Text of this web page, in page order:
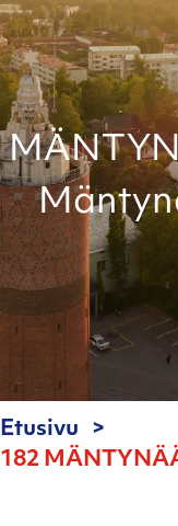
Etusivu
182